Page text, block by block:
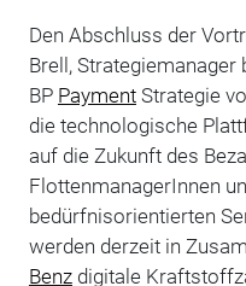
Den Abschluss der
Brell, Strategiemanager
BP PaymentStrategie
die technologische
auf die Zukunft des
FlottenmanagerInnen
bedürfnisorientierten
werden derzeit in
Benzdigitale